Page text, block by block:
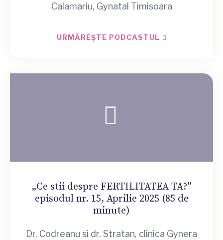
Calamariu, Gynatal Timisoara
URMĂREȘTE PODCASTUL
„Ce stii despre FERTILITATEA TA?”
episodul nr. 15, Aprilie 2025 (85 de
minute)
Dr. Codreanu si dr. Stratan, clinica Gynera